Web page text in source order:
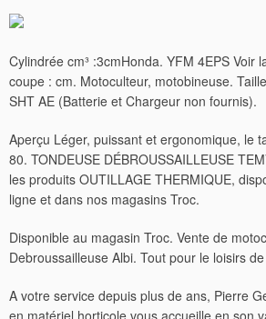
Cylindrée cm³ :3cmHonda. YFM 4EPS Voir
coupe : cm. Motoculteur, motobineuse.
SHT AE (Batterie et Chargeur non fournis).
Aperçu Léger, puissant et ergonomique, le
80. TONDEUSE DÉBROUSSAILLEUSE
les produits OUTILLAGE THERMIQUE,
ligne et dans nos magasins Troc.
Disponible au magasin Troc. Vente de
Debroussailleuse Albi. Tout pour le loisirs
A votre service depuis plus de ans, Pierre
en matériel horticole vous accueille en son